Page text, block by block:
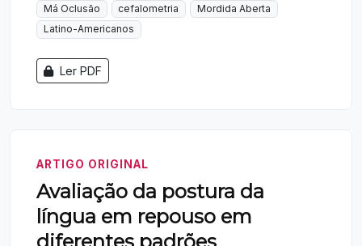
Má Oclusão cefalometria
Mordida Aberta
Latino-Americanos
Ler PDF
ARTIGO ORIGINAL
Avaliação da postura da
língua em repouso em
diferentes padrões